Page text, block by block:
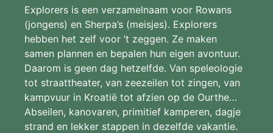
Explorers is een verzamelnaam voor Rowans
(jongens) en Sherpa’s (meisjes). Explorers
hebben het zelf voor ’t zeggen. Ze maken
samen plannen en bepalen hun eigen avontuur.
Daarom is geen dag hetzelfde. Van speleologie
tot straattheater, van zeezeilen tot zingen, van
kampvuur in Kroatië tot afzien op de Ourthe…
Abseilen, kanovaren, primitief kamperen, dagje
strand en lekker stappen in dezelfde vakantie.